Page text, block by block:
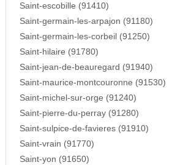
Saint-escobille (91410)
Saint-germain-les-arpajon (91180)
Saint-germain-les-corbeil (91250)
Saint-hilaire (91780)
Saint-jean-de-beauregard (91940)
Saint-maurice-montcouronne (91530)
Saint-michel-sur-orge (91240)
Saint-pierre-du-perray (91280)
Saint-sulpice-de-favieres (91910)
Saint-vrain (91770)
Saint-yon (91650)